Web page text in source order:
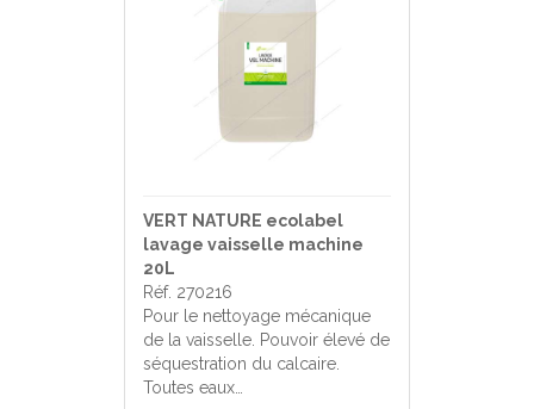
VERT NATURE ecolabel
lavage vaisselle machine
20L
Réf. 270216
Pour le nettoyage mécanique
de la vaisselle. Pouvoir élevé de
séquestration du calcaire.
Toutes eaux…